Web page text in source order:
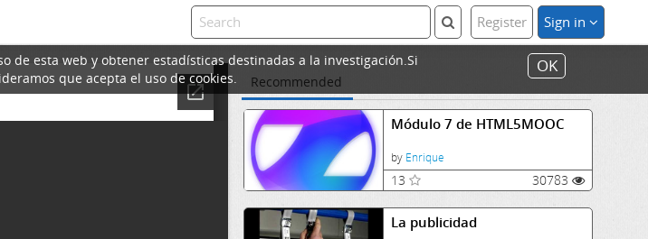
de esta web y obtener estadísticas destinadas a la investigación.Si
que acepta el uso de cookies.
OK
Register Sign in
Recommended
Módulo 7 de HTML5MOOC
by Enrique
13 30783
La publicidad